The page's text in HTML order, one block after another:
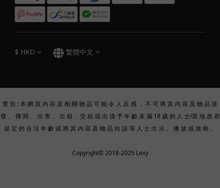
$ HKD 繁體中文
警 告 : 本 網 頁 內 容 及 相 關 物 品 可 能 令 人 反 感 ， 不 可 將 其 內 容 及 物 品 派
發 、 傳 閱 、 出 售 、 出 租 、交 給 或 出 借 予 年 齡 未 滿 18 歲 的 人 士/當 地 政 府
規 定 的 合 法 年 齡 或 將 其 內 容 及 物 品 向 該 等 人 士 出 示 、 播 放 或 放 映 。
Copyright© 2018-2025 Lexy